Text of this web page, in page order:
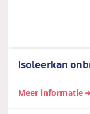
Isoleerkan
Meer informatie